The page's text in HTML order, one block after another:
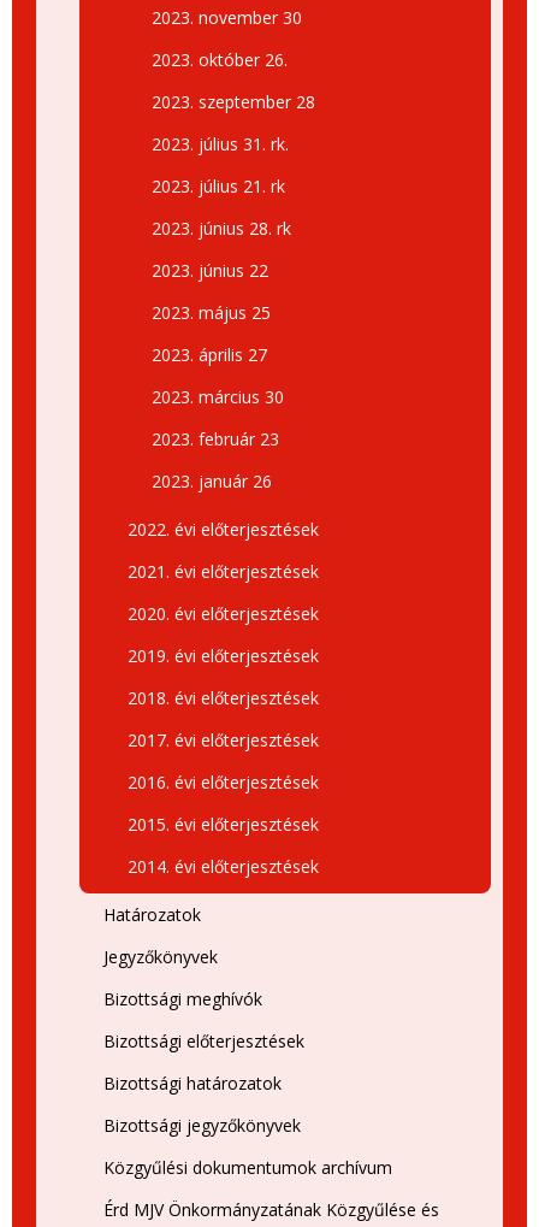
2023. november 30
2023. október 26.
2023. szeptember 28
2023. július 31. rk.
2023. július 21. rk
2023. június 28. rk
2023. június 22
2023. május 25
2023. április 27
2023. március 30
2023. február 23
2023. január 26
2022. évi előterjesztések
2021. évi előterjesztések
2020. évi előterjesztések
2019. évi előterjesztések
2018. évi előterjesztések
2017. évi előterjesztések
2016. évi előterjesztések
2015. évi előterjesztések
2014. évi előterjesztések
Határozatok
Jegyzőkönyvek
Bizottsági meghívók
Bizottsági előterjesztések
Bizottsági határozatok
Bizottsági jegyzőkönyvek
Közgyűlési dokumentumok archívum
Érd MJV Önkormányzatának Közgyűlése és